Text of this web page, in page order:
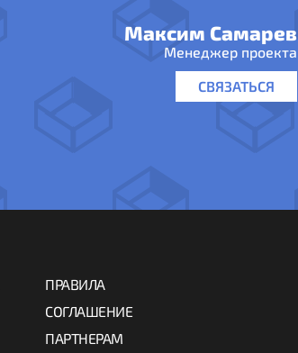
Максим Самарев
Менеджер проекта
СВЯЗАТЬСЯ
ПРАВИЛА
СОГЛАШЕНИЕ
ПАРТНЕРАМ